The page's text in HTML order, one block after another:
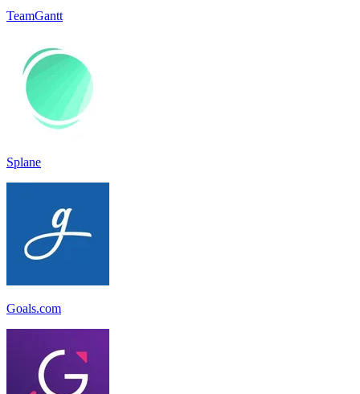
TeamGantt
Splane
Goals.com